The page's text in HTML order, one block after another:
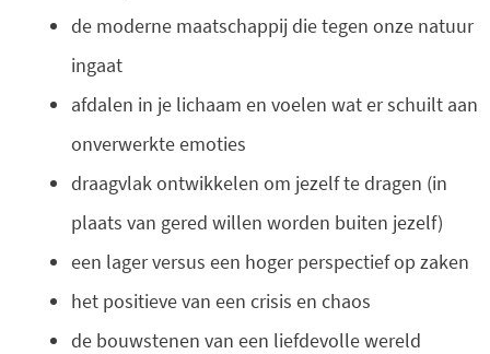
de moderne maatschappij die tegen onze natuur
ingaat
afdalen in je lichaam en voelen wat er schuilt aan
onverwerkte emoties
draagvlak ontwikkelen om jezelf te dragen (in
plaats van gered willen worden buiten jezelf)
een lager versus een hoger perspectief op zaken
het positieve van een crisis en chaos
de bouwstenen van een liefdevolle wereld